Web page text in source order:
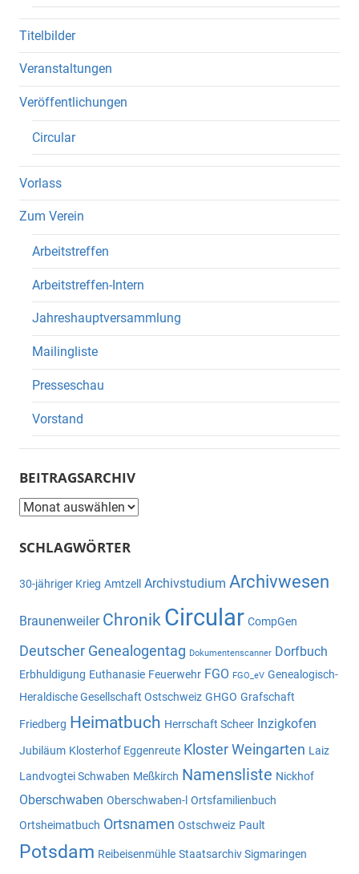
Titelbilder
Veranstaltungen
Veröffentlichungen
Circular
Vorlass
Zum Verein
Arbeitstreffen
Arbeitstreffen-Intern
Jahreshauptversammlung
Mailingliste
Presseschau
Vorstand
BEITRAGSARCHIV
Beitragsarchiv
SCHLAGWÖRTER
30-jähriger Krieg Amtzell Archivstudium Archivwesen
Braunenweiler Chronik Circular CompGen
Deutscher Genealogentag Dokumentenscanner Dorfbuch
Erbhuldigung Euthanasie Feuerwehr FGO FGO_eV Genealogisch-
Heraldische Gesellschaft Ostschweiz GHGO Grafschaft
Friedberg Heimatbuch Herrschaft Scheer Inzigkofen
Jubiläum Klosterhof Eggenreute Kloster Weingarten Laiz
Landvogtei Schwaben Meßkirch Namensliste Nickhof
Oberschwaben Oberschwaben-l Ortsfamilienbuch
Ortsheimatbuch Ortsnamen Ostschweiz Pault
Potsdam Reibeisenmühle Staatsarchiv Sigmaringen